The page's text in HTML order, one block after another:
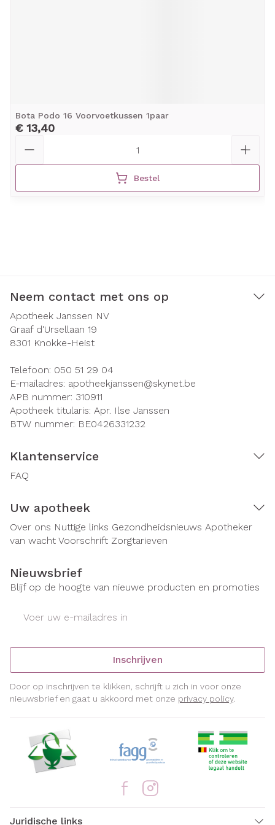
Bota Podo 16 Voorvoetkussen 1paar
€ 13,40
Bestel
Neem contact met ons op
Apotheek Janssen NV
Graaf d'Ursellaan 19
8301 Knokke-Heist
Telefoon: 050 51 29 04
E-mailadres: apotheekjanssen@skynet.be
APB nummer: 310911
Apotheek titularis: Apr. Ilse Janssen
BTW nummer: BE0426331232
Klantenservice
FAQ
Uw apotheek
Over ons Nuttige links Gezondheidsnieuws Apotheker
van wacht Voorschrift Zorgtarieven
Nieuwsbrief
Blijf op de hoogte van nieuwe producten en promoties
Inschrijven
Door op inschrijven te klikken, schrijft u zich in voor onze
nieuwsbrief en gaat u akkoord met onze privacy policy.
Juridische links